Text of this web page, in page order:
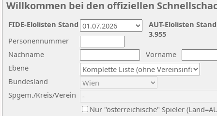
Willkommen bei den offiziellen
Nachname
Vorname
Ebene
Personennummer
Bundesland
Spgem./Kreis/Verein
Nur "österreichische" Spieler
AUT-Elolisten
3.955
FIDE-Elolisten Stand